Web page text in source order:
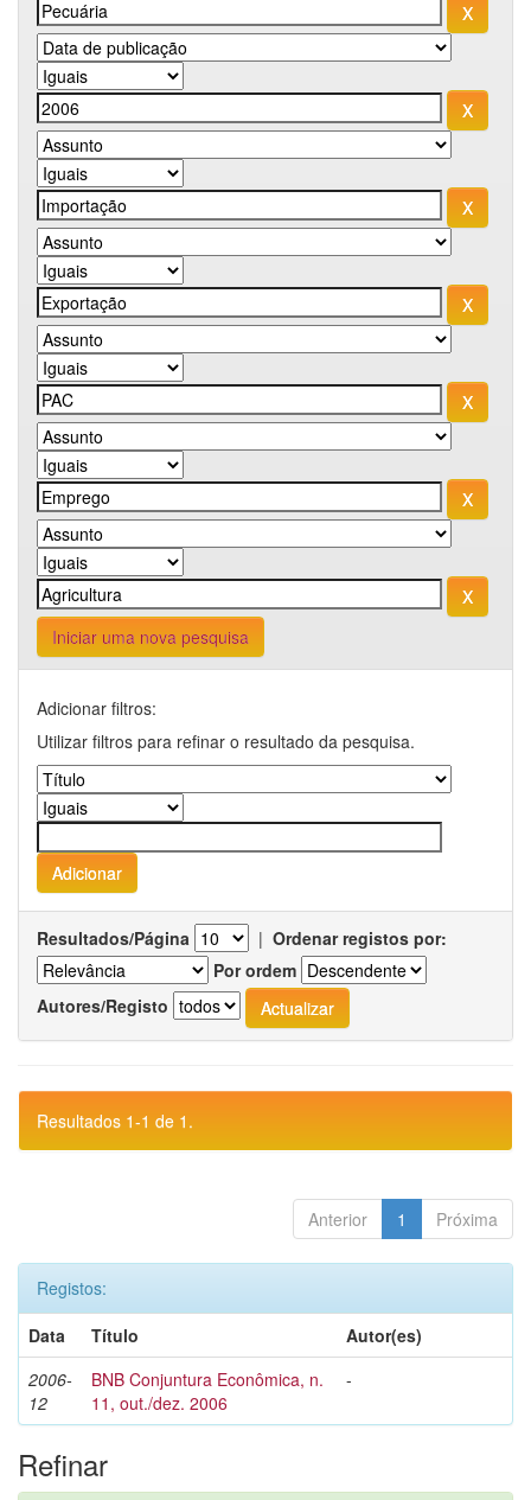
Iniciar uma nova pesquisa
Adicionar filtros:
Utilizar filtros para refinar o resultado da pesquisa.
Resultados/Página | Ordenar registos por:
Por ordem
Autores/Registo
Resultados 1-1 de 1.
Anterior 1 Próxima
Registos:
Data
Título
Autor(es)
2006-
12
BNB Conjuntura Econômica, n.
11, out./dez. 2006
-
Refinar